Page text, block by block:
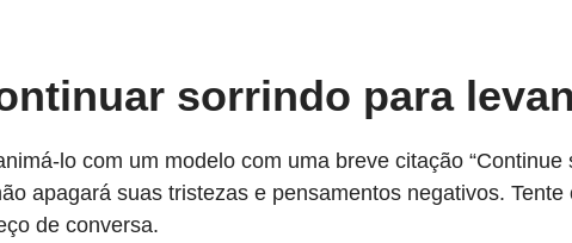
sorrindo para
lo com um modelo com uma breve citação
apagará suas tristezas e pensamentos negativos.
de conversa.